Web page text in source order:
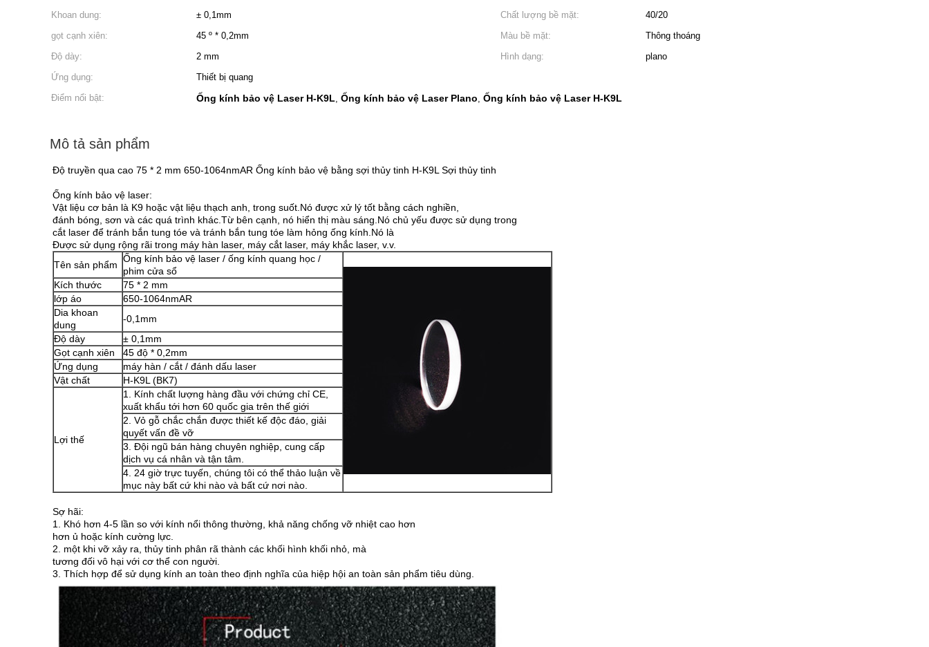
Khoan dung:
± 0,1mm Chất lượng bề mặt:
40/20
gọt cạnh xiên:
45 º * 0,2mm Màu bề mặt:
Thông thoáng
Độ dày:
2 mm Hình dạng:
plano
Ứng dụng:
Thiết bị quang
Điểm nổi bật:
Ống kính bảo vệ Laser H-K9L, Ống kính bảo vệ Laser Plano, Ống kính bảo vệ Laser H-K9L
Mô tả sản phẩm
Độ truyền qua cao 75 * 2 mm 650-1064nmAR Ống kính bảo vệ bằng sợi thủy tinh H-K9L Sợi thủy tinh
Ống kính bảo vệ laser:
Vật liệu cơ bản là K9 hoặc vật liệu thạch anh, trong suốt.Nó được xử lý tốt bằng cách nghiền,
đánh bóng, sơn và các quá trình khác.Từ bên cạnh, nó hiển thị màu sáng.Nó chủ yếu được sử dụng trong
cắt laser để tránh bắn tung tóe và tránh bắn tung tóe làm hỏng ống kính.Nó là
Được sử dụng rộng rãi trong máy hàn laser, máy cắt laser, máy khắc laser, v.v.
Tên sản phẩm
Ống kính bảo vệ laser / ống kính quang học /
phim cửa sổ
Kích thước
75 * 2 mm
lớp áo
650-1064nmAR
Dia khoan
dung
-0,1mm
Độ dày
± 0,1mm
Gọt cạnh xiên
45 độ * 0,2mm
Ứng dụng
máy hàn / cắt / đánh dấu laser
Vật chất
H-K9L (BK7)
Lợi thế
1. Kính chất lượng hàng đầu với chứng chỉ CE,
xuất khẩu tới hơn 60 quốc gia trên thế giới
2. Vỏ gỗ chắc chắn được thiết kế độc đáo, giải
quyết vấn đề vỡ
3. Đội ngũ bán hàng chuyên nghiệp, cung cấp
dịch vụ cá nhân và tận tâm.
4. 24 giờ trực tuyến, chúng tôi có thể thảo luận về
mục này bất cứ khi nào và bất cứ nơi nào.
Sợ hãi:
1. Khó hơn 4-5 lần so với kính nổi thông thường, khả năng chống vỡ nhiệt cao hơn
hơn ủ hoặc kính cường lực.
2. một khi vỡ xảy ra, thủy tinh phân rã thành các khối hình khối nhỏ, mà
tương đối vô hại với cơ thể con người.
3. Thích hợp để sử dụng kính an toàn theo định nghĩa của hiệp hội an toàn sản phẩm tiêu dùng.